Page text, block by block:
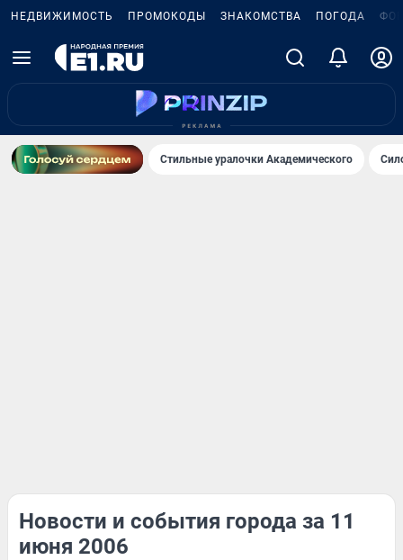
НЕДВИЖИМОСТЬ ПРОМОКОДЫ ЗНАКОМСТВА ПОГОДА
Стильные уралочки Академического
Новости и события города за 11
июня 2006